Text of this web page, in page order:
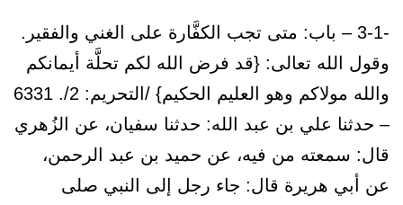
-3-1 – باب: متى تجب الكفَّارة على الغني والفقير.
وقول الله تعالى: {قد فرض الله لكم تحلَّة أيمانكم
والله مولاكم وهو العليم الحكيم} /التحريم: 2/. 6331
– حدثنا علي بن عبد الله: حدثنا سفيان، عن الزُهري
قال: سمعته من فيه، عن حميد بن عبد الرحمن،
عن أبي هريرة قال: جاء رجل إلى النبي صلى